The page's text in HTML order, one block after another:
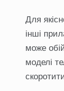
Для
інші
може
моделі